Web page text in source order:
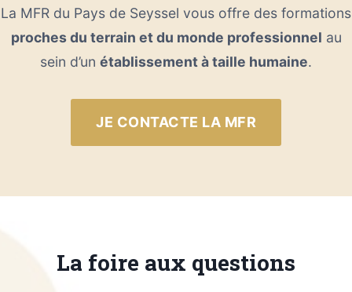
La MFR du Pays de Seyssel vous offre des formations
proches du terrain et du monde professionnel au
sein d’un établissement à taille humaine.
JE CONTACTE LA MFR
La foire aux questions